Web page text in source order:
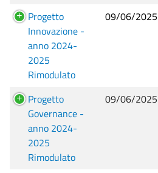
Progetto
Innovazione -
anno 2024-
2025
Rimodulato
09/06/2025
Progetto
Governance -
anno 2024-
2025
Rimodulato
09/06/2025